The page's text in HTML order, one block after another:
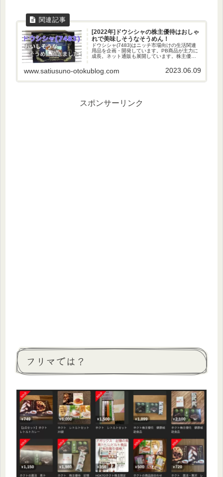
[2022年]ドウシシャの株主優待はおしゃ
れで美味しそうなそうめん！
ドウシシャ(7483)はニッチ市場向けの生活関連
用品を企画・開発しています。PB商品が主力に
成長。ネット通販も展開しています。株主優待
商品となっています。保有株数により金額が変
わります。100株以上...
www.satiusuno-otokublog.com 2023.06.09
スポンサーリンク
フリマでは？